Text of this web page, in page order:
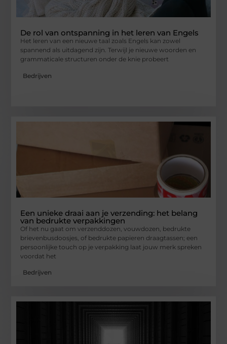
De rol van ontspanning in het leren van Engels
Het leren van een nieuwe taal zoals Engels kan zowel
spannend als uitdagend zijn. Terwijl je nieuwe woorden en
grammaticale structuren onder de knie probeert
Bedrijven
Een unieke draai aan je verzending: het belang
van bedrukte verpakkingen
Of het nu gaat om verzenddozen, vouwdozen, bedrukte
brievenbusdoosjes, of bedrukte papieren draagtassen; een
persoonlijke touch op je verpakking laat jouw merk spreken
voordat het
Bedrijven